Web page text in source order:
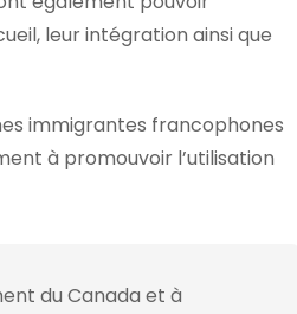
leur intégration ainsi que
immigrantes francophones
à promouvoir l’utilisation
du Canada et à